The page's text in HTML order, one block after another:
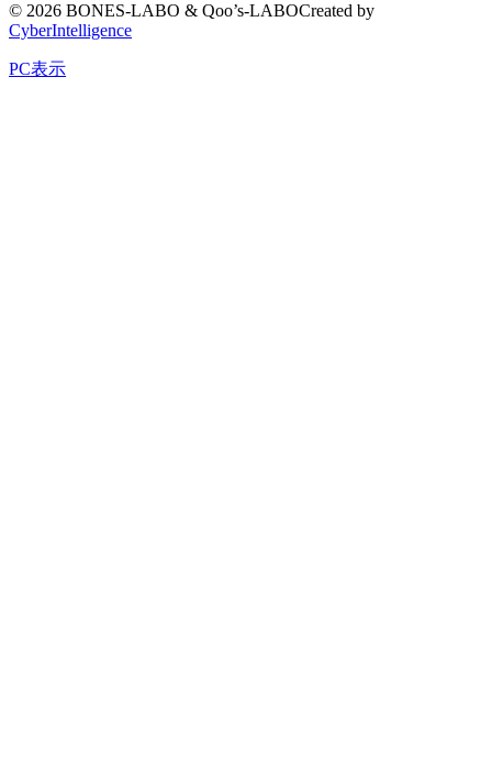
© 2026 BONES-LABO & Qoo’s-LABOCreated by
CyberIntelligence
PC表示